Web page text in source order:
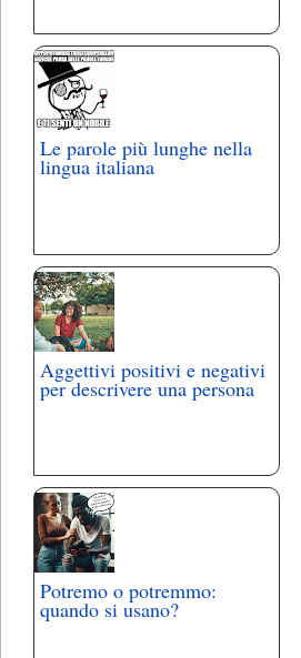
Le parole più lunghe nella
lingua italiana
Aggettivi positivi e negativi
per descrivere una persona
Potremo o potremmo:
quando si usano?